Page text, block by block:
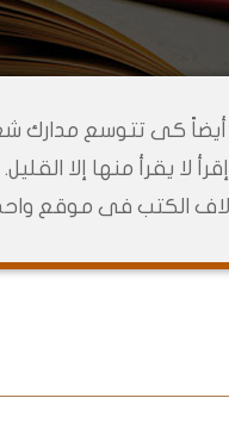
أيضاً كى تتوسع
لا يقرأ منها إلا
الكتب فى موقع